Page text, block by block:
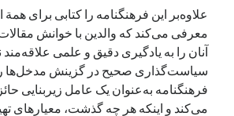
علاوه‌بر این فرهنگنامه را کتابی برای
معرفی می‌کند که والدین با خوانش
آنان را به یادگیری دقیق و علمی
سیاست‌گذاری صحیح در گزینش مدخل‌ها را
فرهنگنامه به‌عنوان یک عامل زیربنایی
می‌کند و اینکه هر چه گذشت، معیارهای